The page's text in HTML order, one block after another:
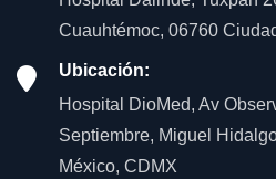
Cuauhtémoc, 06760
Ubicación:
Hospital DioMed, Av
Septiembre, Miguel
México, CDMX